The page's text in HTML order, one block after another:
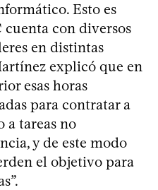
Esto es
con diversos
en distintas
explicó que en
esas horas
para contratar a
a tareas no
y de este modo
el objetivo para